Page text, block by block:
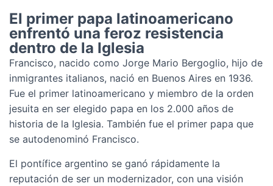
El primer papa latinoamericano
enfrentó una feroz resistencia
dentro de la Iglesia
Francisco, nacido como Jorge Mario Bergoglio, hijo de
inmigrantes italianos, nació en Buenos Aires en 1936.
Fue el primer latinoamericano y miembro de la orden
jesuita en ser elegido papa en los 2.000 años de
historia de la Iglesia. También fue el primer papa que
se autodenominó Francisco.
El pontífice argentino se ganó rápidamente la
reputación de ser un modernizador, con una visión